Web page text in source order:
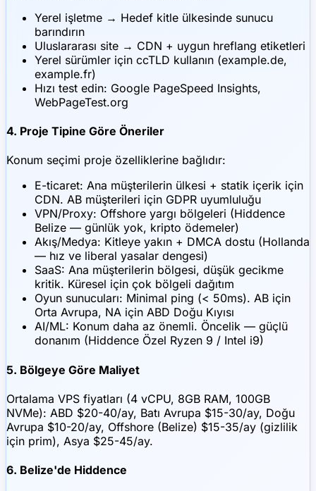
Yerel işletme → Hedef kitle ülkesinde sunucu
barındırın
Uluslararası site → CDN + uygun hreflang etiketleri
Yerel sürümler için ccTLD kullanın (example.de,
example.fr)
Hızı test edin: Google PageSpeed Insights,
WebPageTest.org
4. Proje Tipine Göre Öneriler
Konum seçimi proje özelliklerine bağlıdır:
E-ticaret: Ana müşterilerin ülkesi + statik içerik için
CDN. AB müşterileri için GDPR uyumluluğu
VPN/Proxy: Offshore yargı bölgeleri (Hiddence
Belize — günlük yok, kripto ödemeler)
Akış/Medya: Kitleye yakın + DMCA dostu (Hollanda
— hız ve liberal yasalar dengesi)
SaaS: Ana müşterilerin bölgesi, düşük gecikme
kritik. Küresel için çok bölgeli dağıtım
Oyun sunucuları: Minimal ping (< 50ms). AB için
Orta Avrupa, NA için ABD Doğu Kıyısı
AI/ML: Konum daha az önemli. Öncelik — güçlü
donanım (Hiddence Özel Ryzen 9 / Intel i9)
5. Bölgeye Göre Maliyet
Ortalama VPS fiyatları (4 vCPU, 8GB RAM, 100GB
NVMe): ABD $20-40/ay, Batı Avrupa $15-30/ay, Doğu
Avrupa $10-20/ay, Offshore (Belize) $15-35/ay (gizlilik
için prim), Asya $25-45/ay.
6. Belize'de Hiddence